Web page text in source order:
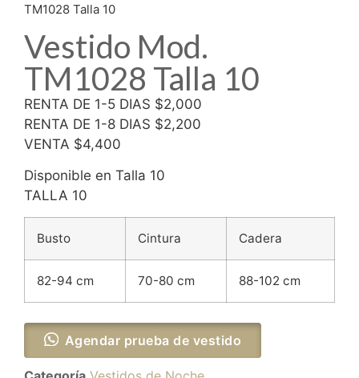
TM1028 Talla 10
Vestido Mod.
TM1028 Talla 10
RENTA DE 1-5 DIAS $2,000
RENTA DE 1-8 DIAS $2,200
VENTA $4,400
Disponible en Talla 10
TALLA 10
Busto Cintura Cadera
82-94 cm 70-80 cm 88-102 cm
Agendar prueba de vestido